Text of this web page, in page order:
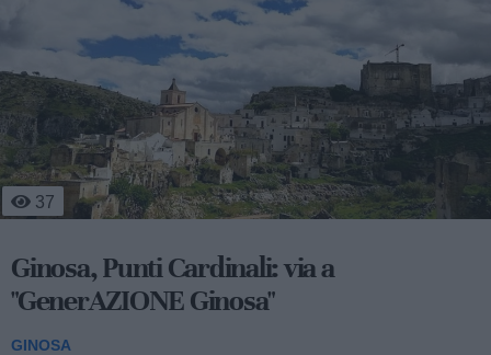
37
Ginosa, Punti Cardinali: via a
"GenerAZIONE Ginosa"
GINOSA